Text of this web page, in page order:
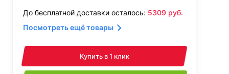
До бесплатной доставки осталось: 5309 руб.
Посмотреть ещё товары
Купить в 1 клик